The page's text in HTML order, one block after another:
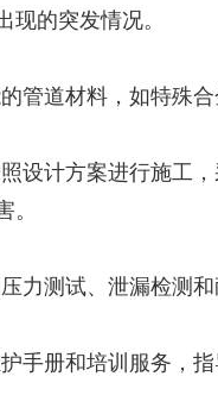
的突发情况。
管道材料，如特殊
设计方案进行施工
力测试、泄漏检测
手册和培训服务，